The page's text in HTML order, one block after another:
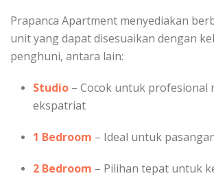
Prapanca Apartment menyediakan
unit yang dapat disesuaikan dengan
penghuni, antara lain:
Studio– Cocok untuk profesional
ekspatriat
1 Bedroom – Ideal untuk
2 Bedroom – Pilihan tepat untuk